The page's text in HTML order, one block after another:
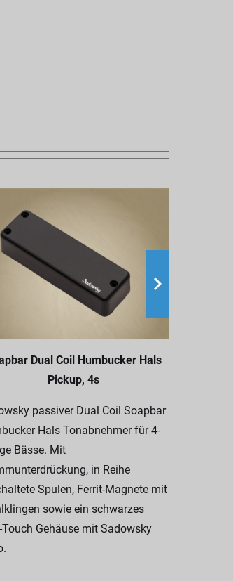
Dual Coil Humbucker Hals
Pickup, 4s
passiver Dual Coil Soapbar
Hals Tonabnehmer für 4-
Bässe. Mit
in Reihe
Spulen, Ferrit-Magnete mit
sowie ein schwarzes
Gehäuse mit Sadowsky